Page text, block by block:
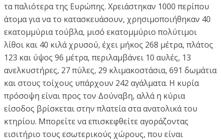
τα παλιότερα της Ευρώπης. Χρειάστηκαν 1000 περίπου
άτομα για να το κατασκευάσουν, χρησιμοποιήθηκαν 40
εκατομμύρια τούβλα, μισό εκατομμύριο πολύτιμοι
λίθοι και 40 κιλά χρυσού, έχει μήκος 268 μέτρα, πλάτος
123 και ύψος 96 μέτρα, περιλαμβάνει 10 αυλές, 13
ανελκυστήρες, 27 πύλες, 29 κλιμακοστάσια, 691 δωμάτια
και στους τοίχους υπάρχουν 242 αγάλματα. Η κυρία
πρόσοψη είναι προς τον Δούναβη, αλλά η κύρια
είσοδος βρίσκεται στην πλατεία στα ανατολικά του
κτηρίου. Μπορείτε να επισκεφθείτε αγοράζοντας
εισιτήριο τους εσωτερικούς χώρους, που είναι